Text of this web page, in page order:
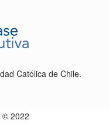
Católica de Chile.
© 2022